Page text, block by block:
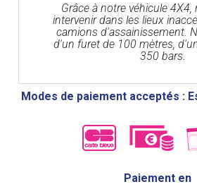
Grâce à notre véhicule
intervenir dans les lieux
camions d'assainissement.
d'un furet de 100 mètres,
350 bars.
Modes de paiement acceptés :
Paiement en